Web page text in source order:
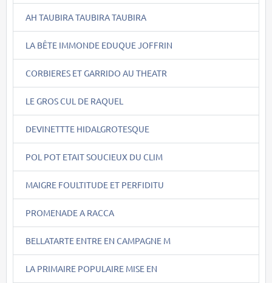
AH TAUBIRA TAUBIRA TAUBIRA
LA BÊTE IMMONDE EDUQUE JOFFRIN
CORBIERES ET GARRIDO AU THEATR
LE GROS CUL DE RAQUEL
DEVINETTTE HIDALGROTESQUE
POL POT ETAIT SOUCIEUX DU CLIM
MAIGRE FOULTITUDE ET PERFIDITU
PROMENADE A RACCA
BELLATARTE ENTRE EN CAMPAGNE M
LA PRIMAIRE POPULAIRE MISE EN